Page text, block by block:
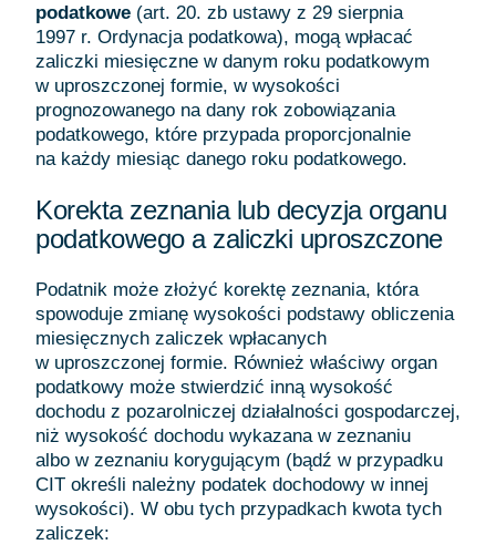
podatkowe (art. 20. zb ustawy z 29 sierpnia
1997 r. Ordynacja podatkowa), mogą wpłacać
zaliczki miesięczne w danym roku podatkowym
w uproszczonej formie, w wysokości
prognozowanego na dany rok zobowiązania
podatkowego, które przypada proporcjonalnie
na każdy miesiąc danego roku podatkowego.
Korekta zeznania lub decyzja organu
podatkowego a zaliczki uproszczone
Podatnik może złożyć korektę zeznania, która
spowoduje zmianę wysokości podstawy obliczenia
miesięcznych zaliczek wpłacanych
w uproszczonej formie. Również właściwy organ
podatkowy może stwierdzić inną wysokość
dochodu z pozarolniczej działalności gospodarczej,
niż wysokość dochodu wykazana w zeznaniu
albo w zeznaniu korygującym (bądź w przypadku
CIT określi należny podatek dochodowy w innej
wysokości). W obu tych przypadkach kwota tych
zaliczek: